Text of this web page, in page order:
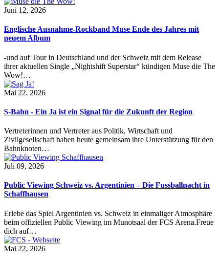
Juni 12, 2026
Englische Ausnahme-Rockband Muse Ende des Jahres mit
neuem Album
-und auf Tour in Deutschland und der Schweiz mit dem Release
ihrer aktuellen Single „Nightshift Superstar“ kündigen Muse die The
Wow!…
Mai 22, 2026
S-Bahn - Ein Ja ist ein Signal für die Zukunft der Region
Vertreterinnen und Vertreter aus Politik, Wirtschaft und
Zivilgesellschaft haben heute gemeinsam ihre Unterstützung für den
Bahnknoten…
Juli 09, 2026
Public Viewing Schweiz vs. Argentinien – Die Fussballnacht in
Schaffhausen
Erlebe das Spiel Argentinien vs. Schweiz in einmaliger Atmosphäre
beim offiziellen Public Viewing im Munotsaal der FCS Arena.Freue
dich auf…
Mai 22, 2026